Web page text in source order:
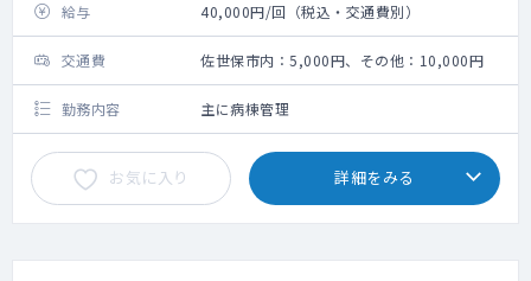
給与 40,000円/回（税込・交通費別）
交通費 佐世保市内：5,000円、その他：10,000円
勤務内容 主に病棟管理
お気に入り 詳細をみる